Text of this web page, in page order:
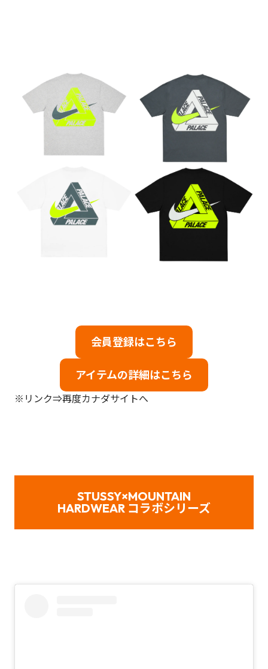
会員登録はこちら
アイテムの詳細はこちら
※リンク⇒再度カナダサイトへ
STUSSY×MOUNTAIN
HARDWEAR コラボシリーズ